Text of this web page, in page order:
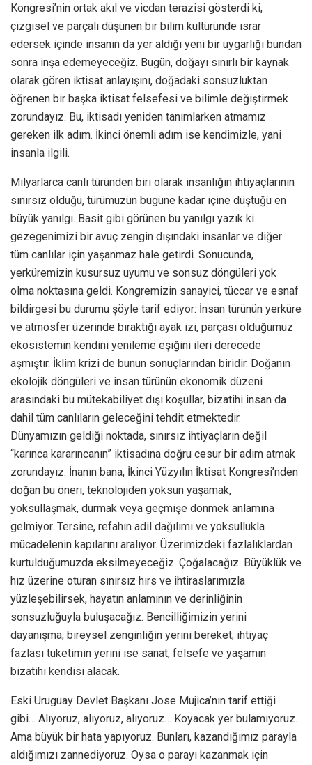
Kongresi’nin ortak akıl ve vicdan terazisi gösterdi ki,
çizgisel ve parçalı düşünen bir bilim kültüründe ısrar
edersek içinde insanın da yer aldığı yeni bir uygarlığı bundan
sonra inşa edemeyeceğiz. Bugün, doğayı sınırlı bir kaynak
olarak gören iktisat anlayışını, doğadaki sonsuzluktan
öğrenen bir başka iktisat felsefesi ve bilimle değiştirmek
zorundayız. Bu, iktisadı yeniden tanımlarken atmamız
gereken ilk adım. İkinci önemli adım ise kendimizle, yani
insanla ilgili.
Milyarlarca canlı türünden biri olarak insanlığın ihtiyaçlarının
sınırsız olduğu, türümüzün bugüne kadar içine düştüğü en
büyük yanılgı. Basit gibi görünen bu yanılgı yazık ki
gezegenimizi bir avuç zengin dışındaki insanlar ve diğer
tüm canlılar için yaşanmaz hale getirdi. Sonucunda,
yerküremizin kusursuz uyumu ve sonsuz döngüleri yok
olma noktasına geldi. Kongremizin sanayici, tüccar ve esnaf
bildirgesi bu durumu şöyle tarif ediyor: İnsan türünün yerküre
ve atmosfer üzerinde bıraktığı ayak izi, parçası olduğumuz
ekosistemin kendini yenileme eşiğini ileri derecede
aşmıştır. İklim krizi de bunun sonuçlarından biridir. Doğanın
ekolojik döngüleri ve insan türünün ekonomik düzeni
arasındaki bu mütekabiliyet dışı koşullar, bizatihi insan da
dahil tüm canlıların geleceğini tehdit etmektedir.
Dünyamızın geldiği noktada, sınırsız ihtiyaçların değil
“karınca kararıncanın” iktisadına doğru cesur bir adım atmak
zorundayız. İnanın bana, İkinci Yüzyılın İktisat Kongresi’nden
doğan bu öneri, teknolojiden yoksun yaşamak,
yoksullaşmak, durmak veya geçmişe dönmek anlamına
gelmiyor. Tersine, refahın adil dağılımı ve yoksullukla
mücadelenin kapılarını aralıyor. Üzerimizdeki fazlalıklardan
kurtulduğumuzda eksilmeyeceğiz. Çoğalacağız. Büyüklük ve
hız üzerine oturan sınırsız hırs ve ihtiraslarımızla
yüzleşebilirsek, hayatın anlamının ve derinliğinin
sonsuzluğuyla buluşacağız. Bencilliğimizin yerini
dayanışma, bireysel zenginliğin yerini bereket, ihtiyaç
fazlası tüketimin yerini ise sanat, felsefe ve yaşamın
bizatihi kendisi alacak.
Eski Uruguay Devlet Başkanı Jose Mujica’nın tarif ettiği
gibi… Alıyoruz, alıyoruz, alıyoruz… Koyacak yer bulamıyoruz.
Ama büyük bir hata yapıyoruz. Bunları, kazandığımız parayla
aldığımızı zannediyoruz. Oysa o parayı kazanmak için